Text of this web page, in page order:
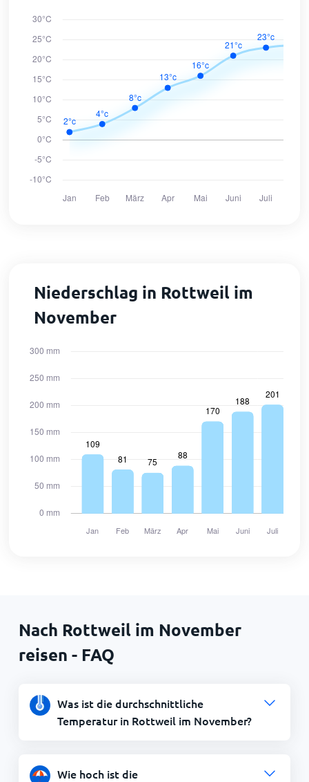
Niederschlag in Rottweil im
November
Nach Rottweil im November
reisen - FAQ
Was ist die durchschnittliche
Temperatur in Rottweil im November?
Wie hoch ist die